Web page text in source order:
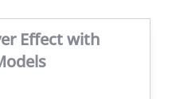
Effect with